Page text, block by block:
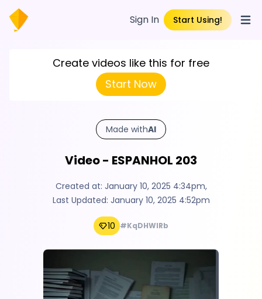
Sign In Start Using!
Create videos like this for free
Start Now
Made withAI
Video - ESPANHOL 203
Created at: January 10, 2025 4:34pm,
Last Updated: January 10, 2025 4:52pm
10 #KqDHWIRb